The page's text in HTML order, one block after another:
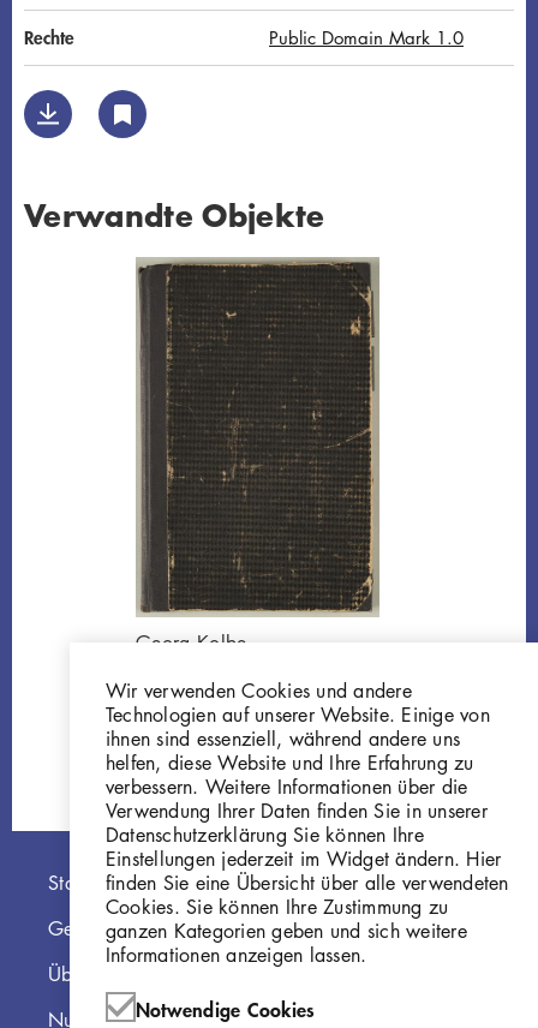
Rechte Public Domain Mark 1.0
Verwandte Objekte
Georg Kolbe
[Datenhauptsatz]
Z1-Z8
Hauptnavigation
Startseite
Georg Kolbe Museum
Über die Online Sammlung
Nutzungshinweise
Wir verwenden Cookies und andere
Technologien auf unserer Website. Einige von
ihnen sind essenziell, während andere uns
helfen, diese Website und Ihre Erfahrung zu
verbessern. Weitere Informationen über die
Verwendung Ihrer Daten finden Sie in unserer
Datenschutzerklärung Sie können Ihre
Einstellungen jederzeit im Widget ändern. Hier
finden Sie eine Übersicht über alle verwendeten
Cookies. Sie können Ihre Zustimmung zu
ganzen Kategorien geben und sich weitere
Informationen anzeigen lassen.
Notwendige Cookies